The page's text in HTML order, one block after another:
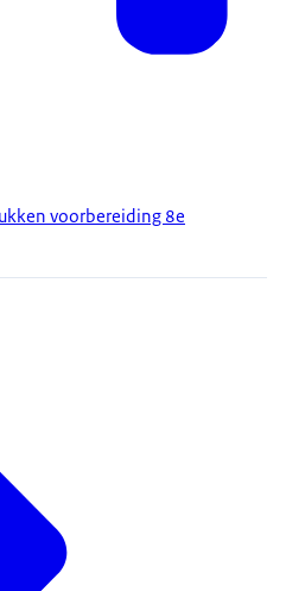
voorbereiding 8e